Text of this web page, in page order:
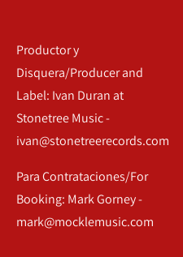
Productor y
Disquera/Producer and
Label: Ivan Duran at
Stonetree Music -
ivan@stonetreerecords.com
Para Contrataciones/For
Booking: Mark Gorney -
mark@mocklemusic.com